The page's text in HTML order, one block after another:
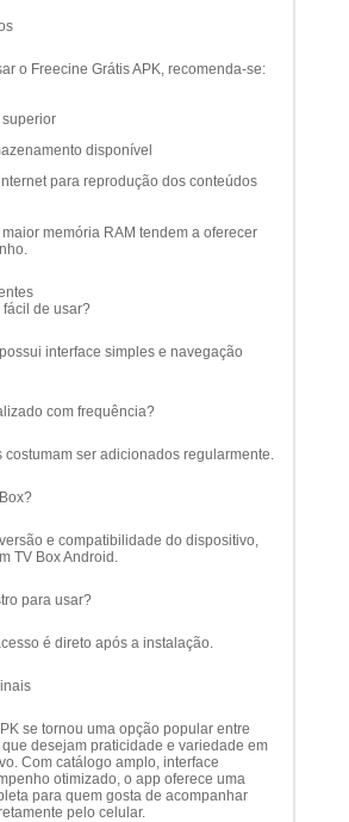
o Freecine Grátis APK, recomenda-se:
disponível
para reprodução dos conteúdos
memória RAM tendem a oferecer
fácil de usar?
interface simples e navegação
com frequência?
costumam ser adicionados regularmente.
e compatibilidade do dispositivo,
TV Box Android.
para usar?
é direto após a instalação.
se tornou uma opção popular entre
desejam praticidade e variedade em
Com catálogo amplo, interface
otimizado, o app oferece uma
para quem gosta de acompanhar
pelo celular.